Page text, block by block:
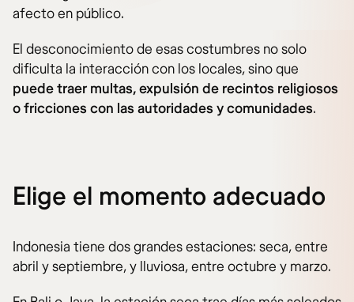
afecto en público.
El desconocimiento de esas costumbres no solo
dificulta la interacción con los locales, sino que
puede traer multas, expulsión de recintos religiosos
o fricciones con las autoridades y comunidades.
Elige el momento adecuado
Indonesia tiene dos grandes estaciones: seca, entre
abril y septiembre, y lluviosa, entre octubre y marzo.